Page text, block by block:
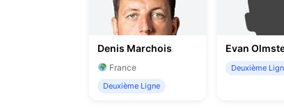
Denis Marchois
France
Deuxième Ligne
Evan
Deuxième